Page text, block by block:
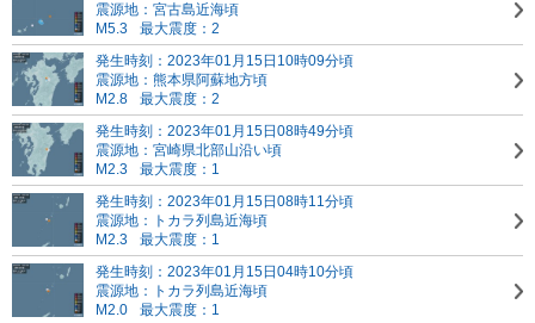
震源地：宮古島近海頃
M5.3
最大震度：2
発生時刻：2023年01月15日10時09分頃
震源地：熊本県阿蘇地方頃
M2.8
最大震度：2
発生時刻：2023年01月15日08時49分頃
震源地：宮崎県北部山沿い頃
M2.3
最大震度：1
発生時刻：2023年01月15日08時11分頃
震源地：トカラ列島近海頃
M2.3
最大震度：1
発生時刻：2023年01月15日04時10分頃
震源地：トカラ列島近海頃
M2.0
最大震度：1